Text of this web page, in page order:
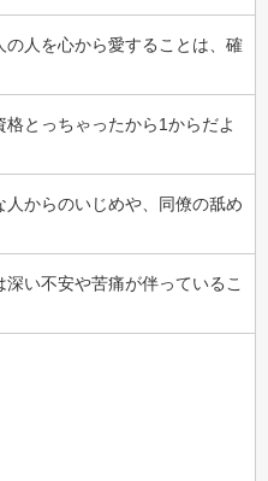
人を心から愛することは、確
とっちゃったから1からだよ
からのいじめや、同僚の舐め
い不安や苦痛が伴っているこ